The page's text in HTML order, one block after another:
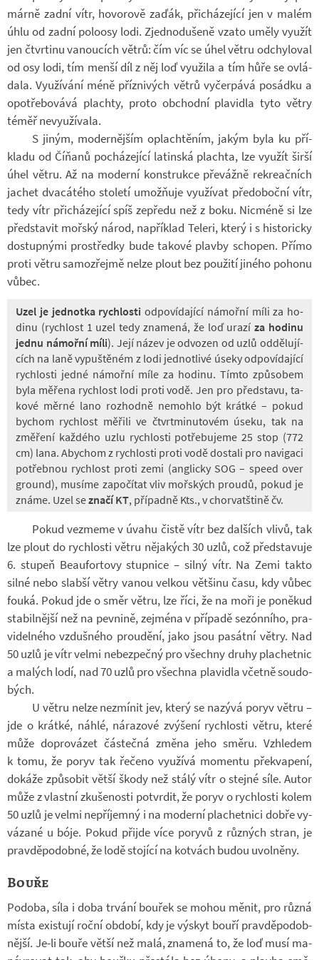
márně zadní vítr, ho­vo­rově zaďák, při­chá­ze­jící jen v malém
úhlu od zadní po­lo­osy lodi. Zjed­no­du­šeně vzato uměly vy­u­žít
jen čtvr­tinu va­nou­cích větrů: čím víc se úhel větru od­chy­lo­val
od osy lodi, tím menší díl z něj loď vy­u­žila a tím hůře se ovlá­
dala. Vy­u­ží­vání méně pří­z­ni­vých větrů vy­čer­pává po­sádku a
opo­tře­bo­vává plachty, proto ob­chodní pla­vi­dla tyto větry
téměř ne­vy­u­ží­vala.
S jiným, mo­der­něj­ším oplachtě­ním, jakým byla ku pří­
kladu od Číňanů po­chá­ze­jící la­tin­ská plachta, lze vy­u­žít širší
úhel větru. Až na mo­derní kon­strukce pře­vážně re­kre­ač­ních
ja­chet dva­cá­tého sto­letí umož­ňuje vy­u­ží­vat předo­boční vítr,
tedy vítr při­chá­ze­jící spíš ze­předu než z boku. Nicméně si lze
před­sta­vit moř­ský národ, na­pří­klad Te­leri, který i s his­to­ricky
do­stup­nými pro­středky bude ta­kové plavby scho­pen. Přímo
proti větru sa­mo­zřejmě nelze plout bez po­u­žití ji­ného po­honu
vůbec.
Uzel je jed­notka rych­losti od­po­ví­da­jící ná­mořní míli za ho­
dinu (rych­lost 1 uzel tedy zna­mená, že loď urazíza ho­dinu
jednu ná­mořní míli). Její název je od­vo­zen od uzlů od­dě­lu­jí­
cích na laně vy­puš­tě­ném z lodi jed­not­livé úseky od­po­ví­da­jící
rych­losti jedné ná­mořní míle za ho­dinu. Tímto způ­so­bem
byla mě­řena rych­lost lodi proti vodě. Jen pro před­stavu, ta­
kové měrné lano roz­hodně ne­mohlo být krátké – pokud
bychom rych­lost mě­řili ve čtvrt­mi­nu­to­vém úseku, tak na
změ­ření kaž­dého uzlu rych­losti po­tře­bu­jeme 25 stop (772
cm) lana. Abychom z rych­losti proti vodě do­stali pro na­vi­gaci
po­třeb­nou rych­lost proti zemi (an­g­licky SOG – speed over
ground), mu­síme za­po­čí­tat vliv moř­ských proudů, pokud je
známe. Uzel seznačí KT, pří­padně Kts., v chor­vat­štině čv.
Pokud vez­meme v úvahu čistě vítr bez dal­ších vlivů, tak
lze plout do rych­losti větru ně­ja­kých 30 uzlů, což před­sta­vuje
6. stu­peň Be­au­for­tovy stup­nice – silný vítr. Na Zemi takto
silné nebo slabší větry vanou vel­kou vět­šinu času, kdy vůbec
fouká. Pokud jde o směr větru, lze říci, že na moři je po­ně­kud
sta­bil­nější než na pev­nině, zejména v pří­padě se­zón­ního, pra­
vi­del­ného vzduš­ného prou­dění, jako jsou pa­sátní větry. Nad
50 uzlů je vítr velmi ne­bez­pečný pro všechny druhy pla­chet­nic
a ma­lých lodí, nad 70 uzlů pro všechna pla­vi­dla včetně sou­do­
bých.
U větru nelze ne­zmí­nit jev, který se na­zývá poryv větru –
jde o krátké, náhlé, ná­ra­zové zvý­šení rych­losti větru, které
může do­pro­vá­zet čás­tečná změna jeho směru. Vzhle­dem
k tomu, že poryv tak ře­čeno vy­u­žívá mo­mentu pře­kva­pení,
do­káže způ­so­bit větší škody než stálý vítr o stejné síle. Autor
může z vlastní zku­še­nosti po­tvr­dit, že poryv o rych­losti kolem
50 uzlů je velmi ne­pří­jemný i na mo­derní pla­chet­nici dobře vy­
vá­zané u bóje. Pokud při­jde více po­ryvů z růz­ných stran, je
prav­dě­po­dobné, že lodě sto­jící na kot­vách budou uvol­něny.
Bouře
Po­doba, síla i doba tr­vání bou­řek se mohou měnit, pro různá
místa exis­tují roční ob­dobí, kdy je výskyt bouří prav­dě­po­dob­
nější. Je-li bouře větší než malá, zna­mená to, že loď musí ma­